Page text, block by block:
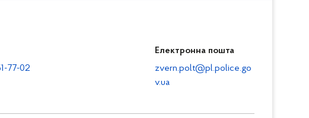
77-02
Електронна пошта
zvern.polt@pl.police.go
v.ua